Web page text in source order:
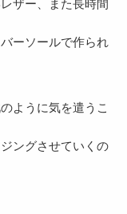
ザー、また長時間
ーソールで作られ
ように気を遣うこ
ングさせていくの